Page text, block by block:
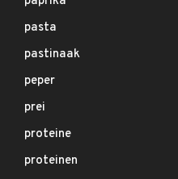
pasta
pastinaak
peper
prei
proteine
proteinen